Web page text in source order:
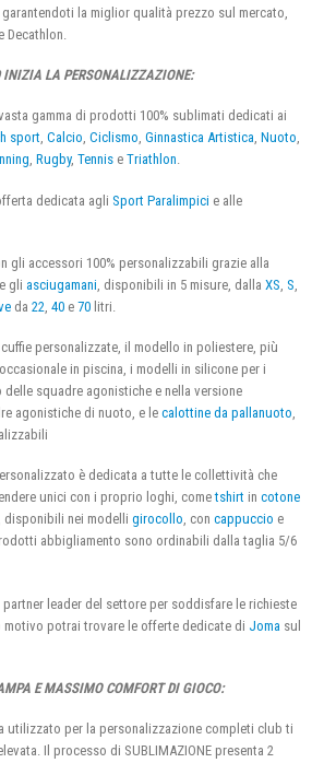
la miglior qualità prezzo sul mercato,
INIZIA LA PERSONALIZZAZIONE:
gamma di prodotti 100% sublimati dedicati ai
sport, Calcio, Ciclismo, Ginnastica Artistica, Nuoto,
, Rugby, Tennis e Triathlon.
dedicata agli Sport Paralimpici e alle
gli accessori 100% personalizzabili grazie alla
gli asciugamani , disponibili in 5 misure, dalla XS S
da 22 40 e 70 litri.
personalizzate, il modello in poliestere, più
in piscina, i modelli in silicone per i
squadre agonistiche e nella versione
agonistiche di nuoto, e le calottine da pallanuoto,
è dedicata a tutte le collettività che
unici con i proprio loghi, cometshirt in cotone
, disponibili nei modelli girocollo, con cappuccio e
abbigliamento sono ordinabili dalla taglia 5/6
partner leader del settore per soddisfare le richieste
potrai trovare le offerte dedicate di Joma sul
E MASSIMO COMFORT DI GIOCO:
utilizzato per la personalizzazione completi club ti
Il processo di SUBLIMAZIONE presenta 2